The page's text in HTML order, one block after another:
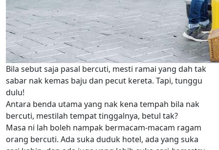
Bila sebut saja pasal bercuti, mesti ramai yang dah tak
sabar nak kemas baju dan pecut kereta. Tapi, tunggu
dulu!
Antara benda utama yang nak kena tempah bila nak
bercuti, mestilah tempat tinggalnya, betul tak?
Masa ni lah boleh nampak bermacam-macam ragam
orang bercuti. Ada suka duduk hotel, ada yang suka